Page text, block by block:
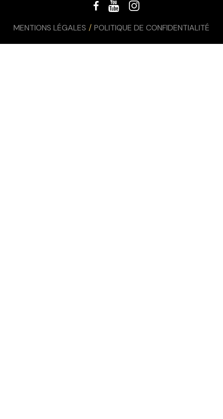
MENTIONS LÉGALES POLITIQUE DE CONFIDENTIALITÉ